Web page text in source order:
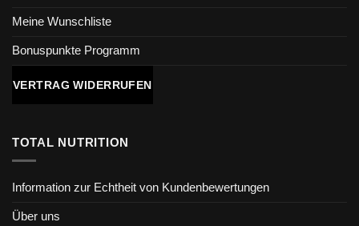
Meine Wunschliste
Bonuspunkte Programm
VERTRAG WIDERRUFEN
TOTAL NUTRITION
Information zur Echtheit von Kundenbewertungen
Über uns